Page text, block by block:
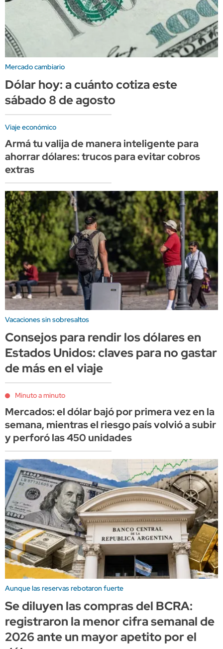
Mercado cambiario
Dólar hoy: a cuánto cotiza este
sábado 8 de agosto
Viaje económico
Armá tu valija de manera inteligente para
ahorrar dólares: trucos para evitar cobros
extras
Vacaciones sin sobresaltos
Consejos para rendir los dólares en
Estados Unidos: claves para no gastar
de más en el viaje
Minuto a minuto
Mercados: el dólar bajó por primera vez en la
semana, mientras el riesgo país volvió a subir
y perforó las 450 unidades
Aunque las reservas rebotaron fuerte
Se diluyen las compras del BCRA:
registraron la menor cifra semanal de
2026 ante un mayor apetito por el